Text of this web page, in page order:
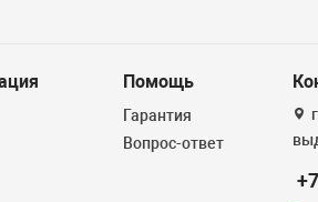
Помощь
Гарантия
Вопрос-ответ